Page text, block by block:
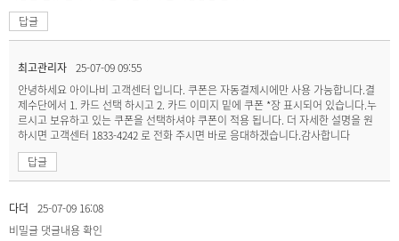
답글
최고관리자 25-07-09 09:55
안녕하세요 아이나비 고객센터 입니다. 쿠폰은 자동결제시에만 사용 가능합니다.결
제수단에서 1. 카드 선택 하시고 2. 카드 이미지 밑에 쿠폰 *장 표시되어 있습니다.누
르시고 보유하고 있는 쿠폰을 선택하셔야 쿠폰이 적용 됩니다. 더 자세한 설명을 원
하시면 고객센터 1833-4242 로 전화 주시면 바로 응대하겠습니다.감사합니다
답글
다더
25-07-09 16:08
비밀글 댓글내용 확인